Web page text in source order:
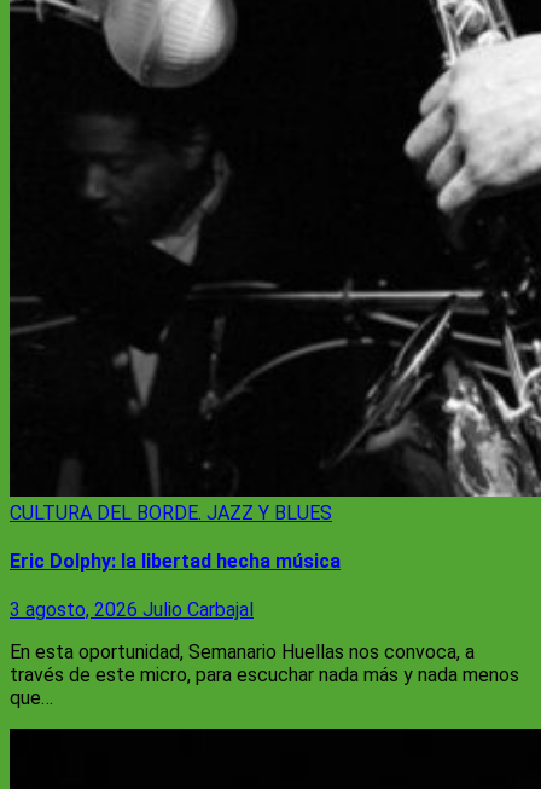
CULTURA DEL BORDE. JAZZ Y BLUES
Eric Dolphy: la libertad hecha música
3 agosto, 2026 Julio Carbajal
En esta oportunidad, Semanario Huellas nos convoca, a
través de este micro, para escuchar nada más y nada menos
que…